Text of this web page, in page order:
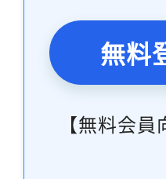
無料
【無料会